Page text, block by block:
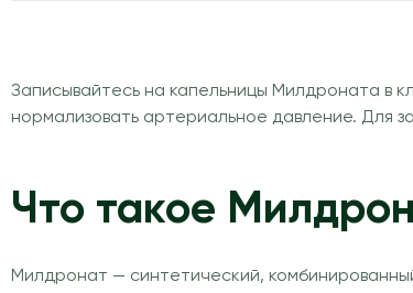
Записывайтесь на капельницы Милдроната в
нормализовать артериальное давление. Для
Что такое
Милдронат — синтетический,